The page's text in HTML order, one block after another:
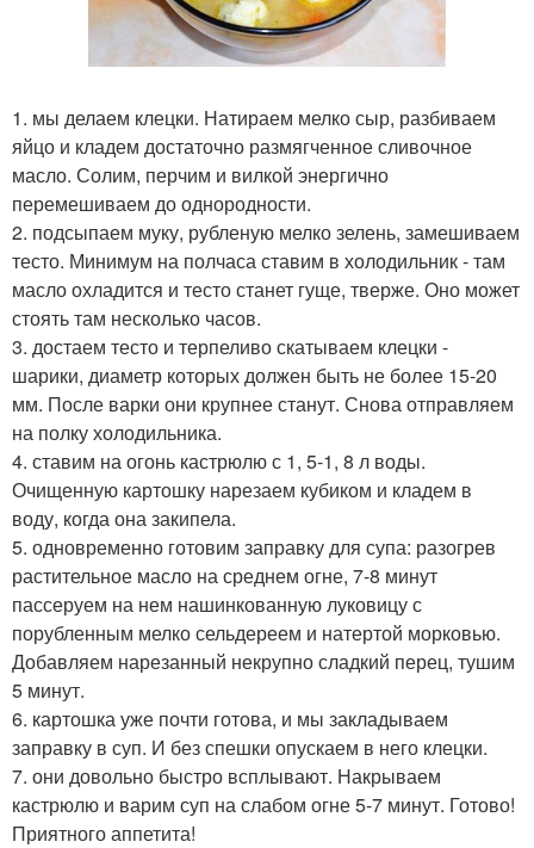
1. мы делаем клецки. Натираем мелко сыр, разбиваем
яйцо и кладем достаточно размягченное сливочное
масло. Солим, перчим и вилкой энергично
перемешиваем до однородности.
2. подсыпаем муку, рубленую мелко зелень, замешиваем
тесто. Минимум на полчаса ставим в холодильник - там
масло охладится и тесто станет гуще, тверже. Оно может
стоять там несколько часов.
3. достаем тесто и терпеливо скатываем клецки -
шарики, диаметр которых должен быть не более 15-20
мм. После варки они крупнее станут. Снова отправляем
на полку холодильника.
4. ставим на огонь кастрюлю с 1, 5-1, 8 л воды.
Очищенную картошку нарезаем кубиком и кладем в
воду, когда она закипела.
5. одновременно готовим заправку для супа: разогрев
растительное масло на среднем огне, 7-8 минут
пассеруем на нем нашинкованную луковицу с
порубленным мелко сельдереем и натертой морковью.
Добавляем нарезанный некрупно сладкий перец, тушим
5 минут.
6. картошка уже почти готова, и мы закладываем
заправку в суп. И без спешки опускаем в него клецки.
7. они довольно быстро всплывают. Накрываем
кастрюлю и варим суп на слабом огне 5-7 минут. Готово!
Приятного аппетита!